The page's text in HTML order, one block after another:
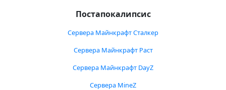
Постапокалипсис
Сервера Майнкрафт Сталкер
Сервера Майнкрафт Раст
Сервера Майнкрафт DayZ
Сервера MineZ